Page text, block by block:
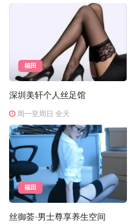
福田
深圳美轩个人丝足馆
周一至周日 全天
福田
丝御荟·男士尊享养生空间